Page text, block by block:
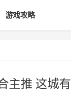
游戏攻略
主推 这城